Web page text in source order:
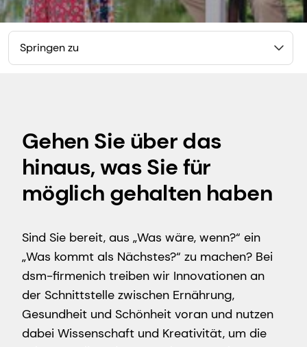
Springen zu
Gehen Sie über das
hinaus, was Sie für
möglich gehalten haben
Sind Sie bereit, aus „Was wäre, wenn?“ ein
„Was kommt als Nächstes?“ zu machen? Bei
dsm-firmenich treiben wir Innovationen an
der Schnittstelle zwischen Ernährung,
Gesundheit und Schönheit voran und nutzen
dabei Wissenschaft und Kreativität, um die